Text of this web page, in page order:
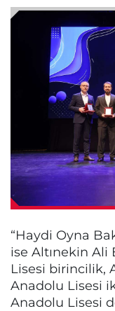
“Haydi Oyna
ise Altınekin Ali
Lisesi birincilik,
Anadolu Lisesi
Anadolu Lisesi